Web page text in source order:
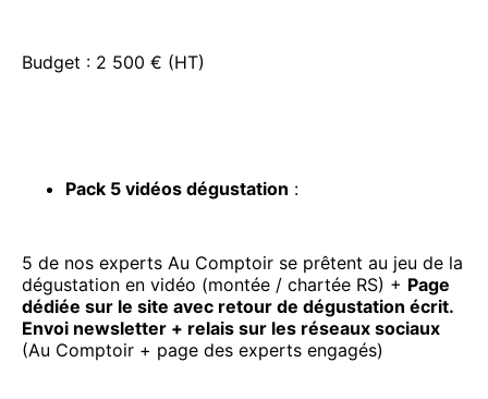
Budget : 2 500 € (HT)
Pack 5 vidéos dégustation :
5 de nos experts Au Comptoir se prêtent au jeu de la
dégustation en vidéo (montée / chartée RS) + Page
dédiée sur le site avec retour de dégustation écrit.
Envoi newsletter + relais sur les réseaux sociaux
(Au Comptoir + page des experts engagés)